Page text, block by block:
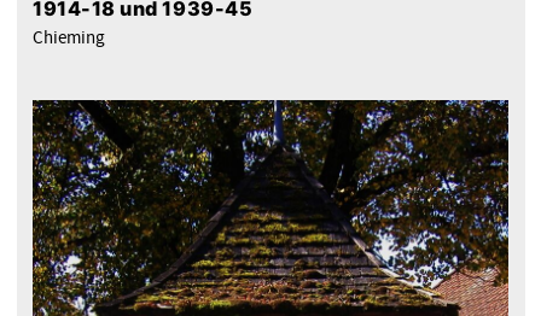
1914-18 und 1939-45
Chieming